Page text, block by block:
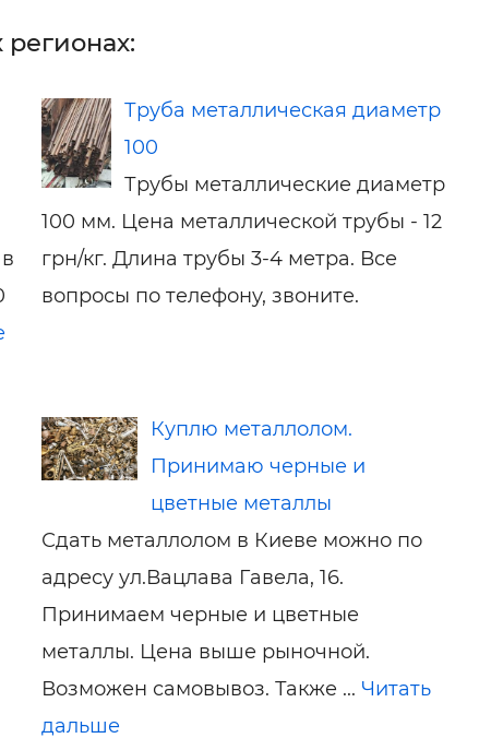
Труба металлическая диаметр
100
Трубы металлические диаметр
100 мм. Цена металлической трубы - 12
грн/кг. Длина трубы 3-4 метра. Все
вопросы по телефону, звоните.
Куплю металлолом.
Принимаю черные и
цветные металлы
Сдать металлолом в Киеве можно по
адресу ул.Вацлава Гавела, 16.
Принимаем черные и цветные
металлы. Цена выше рыночной.
Возможен самовывоз. Также ... Читать
дальше